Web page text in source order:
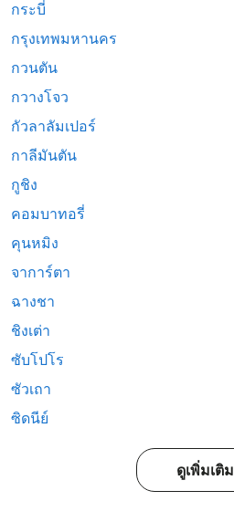
กระบี่
กรุงเทพมหานคร
กวนตัน
กวางโจว
กัวลาลัมเปอร์
กาลีมันตัน
กูชิง
คอมบาทอรี่
คุนหมิง
จาการ์ตา
ฉางชา
ชิงเต่า
ซับโปโร
ซัวเถา
ซิดนีย์
ดูเพิ่มเติม